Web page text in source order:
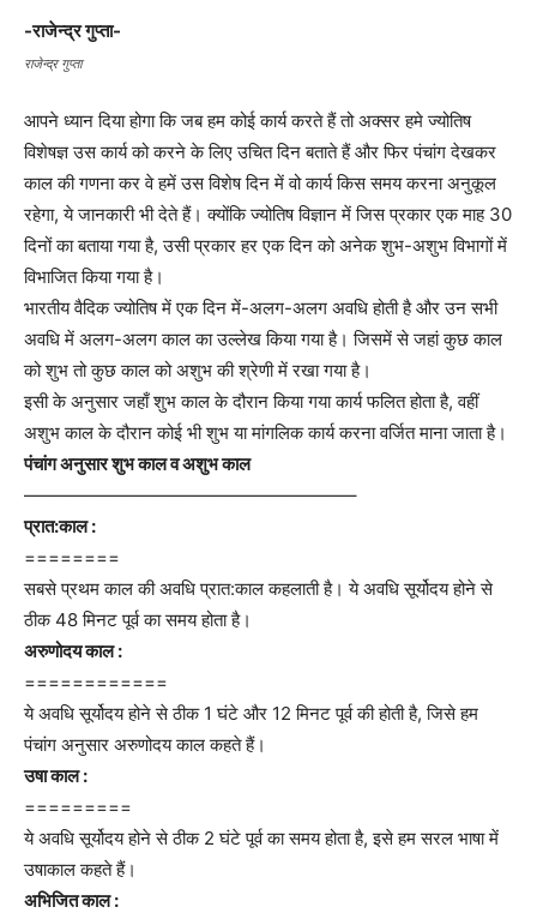
-राजेन्द्र गुप्ता-
राजेन्द्र गुप्ता
आपने ध्यान दिया होगा कि जब हम कोई कार्य करते हैं तो अक्सर हमे ज्योतिष
विशेषज्ञ उस कार्य को करने के लिए उचित दिन बताते हैं और फिर पंचांग देखकर
काल की गणना कर वे हमें उस विशेष दिन में वो कार्य किस समय करना अनुकूल
रहेगा, ये जानकारी भी देते हैं। क्योंकि ज्योतिष विज्ञान में जिस प्रकार एक माह 30
दिनों का बताया गया है, उसी प्रकार हर एक दिन को अनेक शुभ-अशुभ विभागों में
विभाजित किया गया है।
भारतीय वैदिक ज्योतिष में एक दिन में-अलग-अलग अवधि होती है और उन सभी
अवधि में अलग-अलग काल का उल्लेख किया गया है। जिसमें से जहां कुछ काल
को शुभ तो कुछ काल को अशुभ की श्रेणी में रखा गया है।
इसी के अनुसार जहाँ शुभ काल के दौरान किया गया कार्य फलित होता है, वहीं
अशुभ काल के दौरान कोई भी शुभ या मांगलिक कार्य करना वर्जित माना जाता है।
पंचांग अनुसार शुभ काल व अशुभ काल
——————————————————–
प्रात:काल :
========
सबसे प्रथम काल की अवधि प्रात:काल कहलाती है। ये अवधि सूर्योदय होने से
ठीक 48 मिनट पूर्व का समय होता है।
अरुणोदय काल :
============
ये अवधि सूर्योदय होने से ठीक 1 घंटे और 12 मिनट पूर्व की होती है, जिसे हम
पंचांग अनुसार अरुणोदय काल कहते हैं।
उषा काल :
=========
ये अवधि सूर्योदय होने से ठीक 2 घंटे पूर्व का समय होता है, इसे हम सरल भाषा में
उषाकाल कहते हैं।
अभिजित काल :